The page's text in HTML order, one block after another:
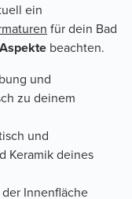
ein
für dein Bad
beachten.
und
zu deinem
und
Keramik deines
Innenfläche